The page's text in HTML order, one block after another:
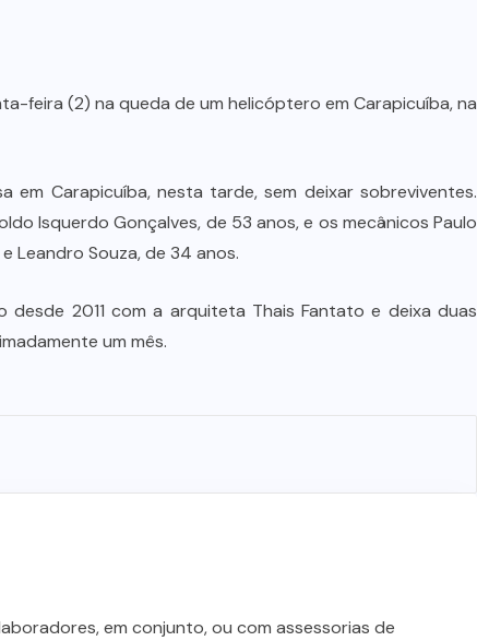
feira (2) na queda de um helicóptero em Carapicuíba, na
Carapicuíba, nesta tarde, sem deixar sobreviventes.
Isquerdo Gonçalves, de 53 anos, e os mecânicos Paulo
Leandro Souza, de 34 anos.
2011 com a arquiteta Thais Fantato e deixa duas
um mês.
em conjunto, ou com assessorias de
última hora para ser o vice de
Wellington Fagundes